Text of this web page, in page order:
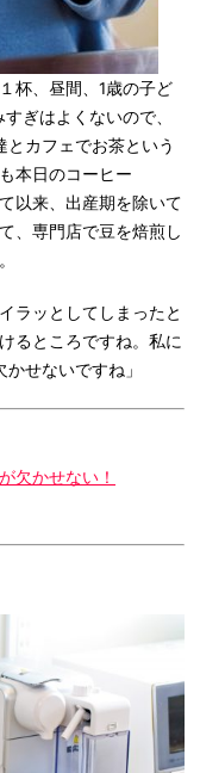
杯、昼間、1歳の子ど
ぎはよくないので、
カフェでお茶という
本日のコーヒー
以来、出産期を除いて
、専門店で豆を焙煎し
ラッとしてしまったと
るところですね。私に
せないですね」
欠かせない！